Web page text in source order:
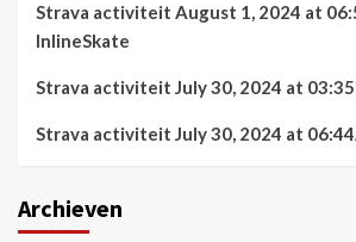
Strava activiteit August 1, 2024 at
InlineSkate
Strava activiteit July 30, 2024 at
Strava activiteit July 30, 2024 at
Archieven